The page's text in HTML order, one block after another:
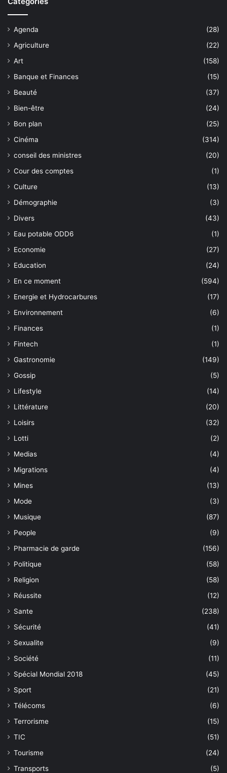
Agenda
(28)
Agriculture
(22)
Art
(158)
Banque et Finances
(15)
Beauté
(37)
Bien-être
(24)
Bon plan
(25)
Cinéma
(314)
conseil des ministres
(20)
Cour des comptes
(1)
Culture
(13)
Démographie
(3)
Divers
(43)
Eau potable ODD6
(1)
Economie
(27)
Education
(24)
En ce moment
(594)
Energie et Hydrocarbures
(17)
Environnement
(6)
Finances
(1)
Fintech
(1)
Gastronomie
(149)
Gossip
(5)
Lifestyle
(14)
Littérature
(20)
Loisirs
(32)
Lotti
(2)
Medias
(4)
Migrations
(4)
Mines
(13)
Mode
(3)
Musique
(87)
People
(9)
Pharmacie de garde
(156)
Politique
(58)
Religion
(58)
Réussite
(12)
Sante
(238)
Sécurité
(41)
Sexualite
(9)
Société
(11)
Spécial Mondial 2018
(45)
Sport
(21)
Télécoms
(6)
Terrorisme
(15)
TIC
(51)
Tourisme
(24)
Transports
(5)